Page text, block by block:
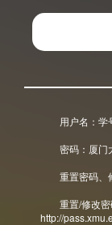
用户名：学
密码：厦门
重置密码、
重置/修改密
http://